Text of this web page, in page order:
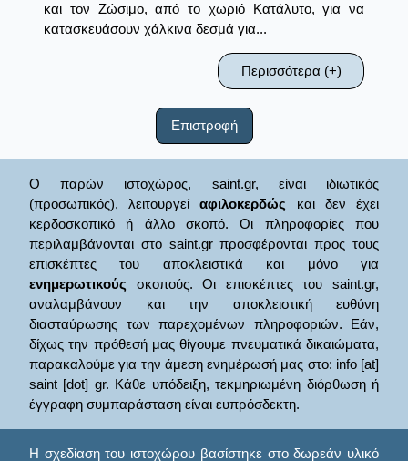
και τον Ζώσιμο, από το χωριό Κατάλυτο, για να
κατασκευάσουν χάλκινα δεσμά για...
Περισσότερα (+)
Επιστροφή
Ο παρών ιστοχώρος, saint.gr, είναι ιδιωτικός
(προσωπικός), λειτουργείαφιλοκερδώς και δεν έχει
κερδοσκοπικό ή άλλο σκοπό. Οι πληροφορίες που
περιλαμβάνονται στο saint.gr προσφέρονται προς τους
επισκέπτες του αποκλειστικά και μόνο για
ενημερωτικούς σκοπούς. Οι επισκέπτες του saint.gr,
αναλαμβάνουν και την αποκλειστική ευθύνη
διασταύρωσης των παρεχομένων πληροφοριών. Εάν,
δίχως την πρόθεσή μας θίγουμε πνευματικά δικαιώματα,
παρακαλούμε για την άμεση ενημέρωσή μας στο: info [at]
saint [dot] gr. Κάθε υπόδειξη, τεκμηριωμένη διόρθωση ή
έγγραφη συμπαράσταση είναι ευπρόσδεκτη.
Η σχεδίαση του ιστοχώρου βασίστηκε στο δωρεάν υλικό